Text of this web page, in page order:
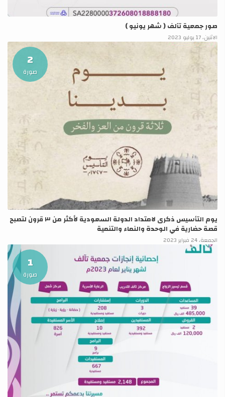
صور جمعية تآلف ( شهر يونيو )
الاثنين، 17 يوليو 2023
2
صورة
‏⁧يوم التأسيس ‬⁩ذكرى لامتداد الدولة السعودية لأكثر من ٣ قرون لتصبح
قصة حضارية في الوحدة والنماء والتنمية
الجمعة، 24 فبراير 2023
1
صورة